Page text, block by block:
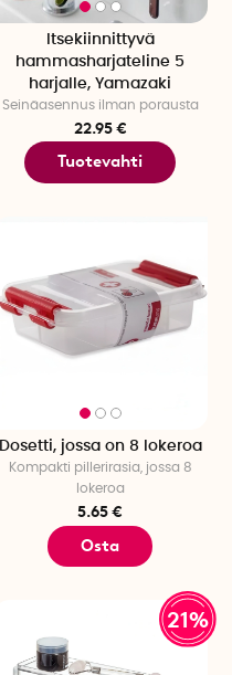
Itsekiinnittyvä
hammasharjateline 5
harjalle, Yamazaki
Seinäasennus ilman porausta
22.95 €
Tuotevahti
Dosetti, jossa on 8 lokeroa
Kompakti pillerirasia, jossa 8
lokeroa
5.65 €
Osta
21%